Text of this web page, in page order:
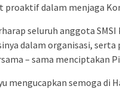
proaktif dalam menjaga
seluruh anggota
dalam organisasi,
– sama menciptakan
mengucapkan semoga di